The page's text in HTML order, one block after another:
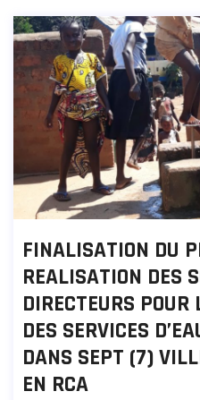
FINALISATION DU
REALISATION DES
DIRECTEURS
DES SERVICES
DANS SEPT (7)
EN RCA